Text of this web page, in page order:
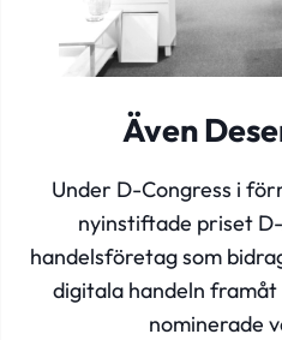
Även
Under D-Congress i
nyinstiftade priset
handelsföretag som
digitala handeln framåt
nominerade